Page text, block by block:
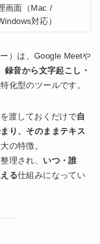
画面（Mac /
対応）
）は、Google Meetや
録音から文字起こし・
化型のツールです。
渡しておくだけで自
り、そのままテキス
の特徴。
理され、 いつ・誰
る仕組みになってい